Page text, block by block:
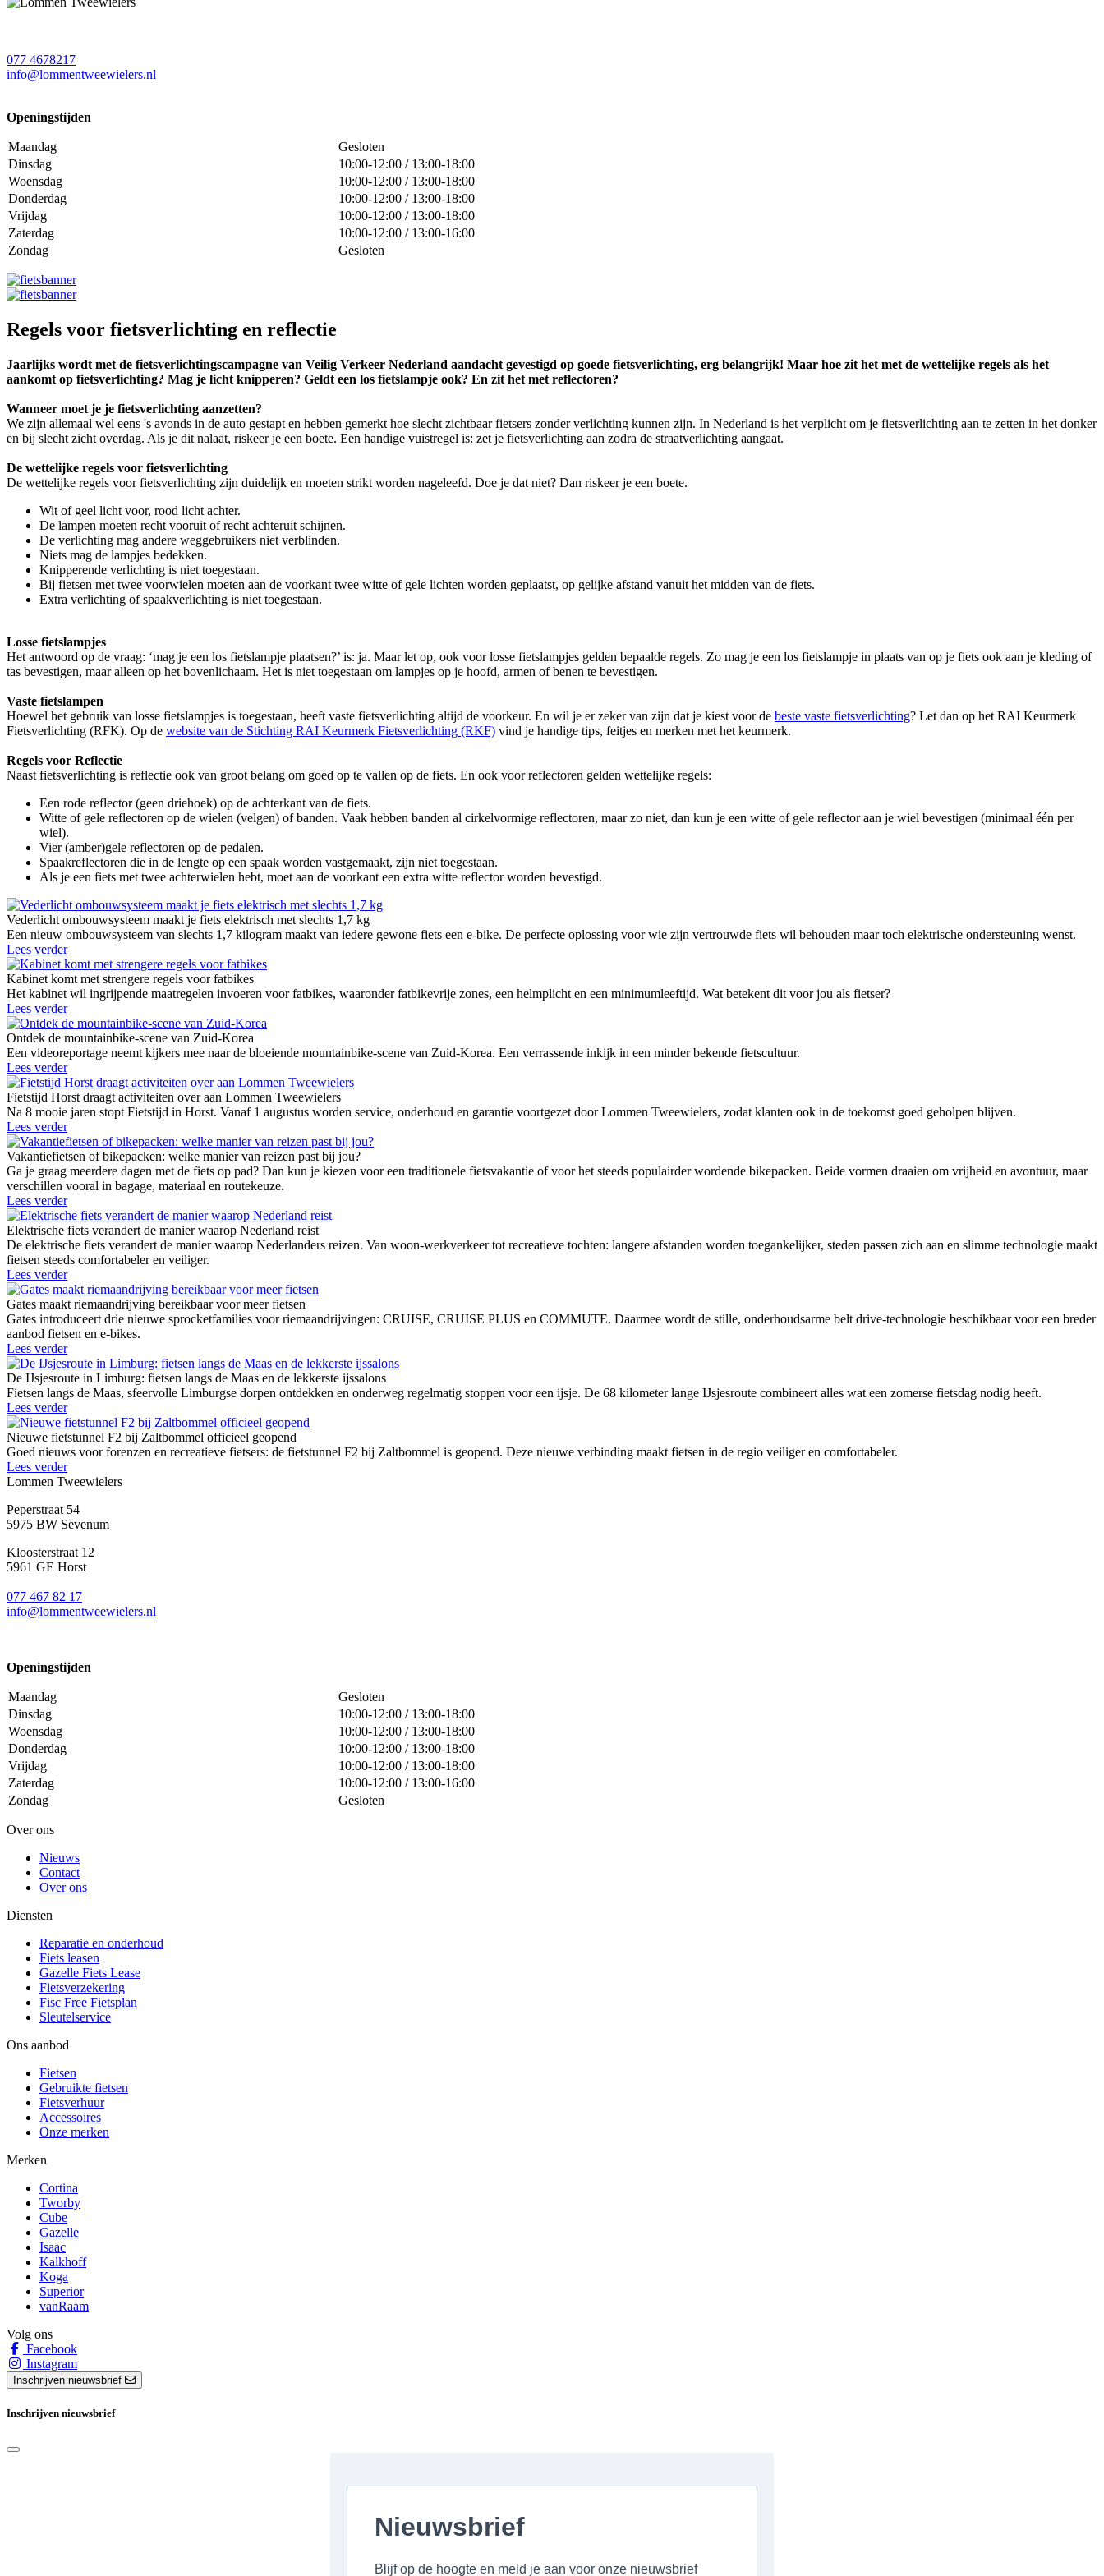
077 4678217
info@lommentweewielers.nl
Openingstijden
Maandag
Gesloten
Dinsdag
10:00-12:00 / 13:00-18:00
Woensdag
10:00-12:00 / 13:00-18:00
Donderdag
10:00-12:00 / 13:00-18:00
Vrijdag
10:00-12:00 / 13:00-18:00
Zaterdag
10:00-12:00 / 13:00-16:00
Zondag
Gesloten
Regels voor fietsverlichting en reflectie
Jaarlijks wordt met de fietsverlichtingscampagne van Veilig Verkeer Nederland aandacht gevestigd op goede fietsverlichting, erg belangrijk! Maar hoe zit het met de wettelijke regels als het
aankomt op fietsverlichting? Mag je licht knipperen? Geldt een los fietslampje ook? En zit het met reflectoren?
Wanneer moet je je fietsverlichting aanzetten?
We zijn allemaal wel eens 's avonds in de auto gestapt en hebben gemerkt hoe slecht zichtbaar fietsers zonder verlichting kunnen zijn. In Nederland is het verplicht om je fietsverlichting aan te zetten in het donker
en bij slecht zicht overdag. Als je dit nalaat, riskeer je een boete. Een handige vuistregel is: zet je fietsverlichting aan zodra de straatverlichting aangaat.
De wettelijke regels voor fietsverlichting
De wettelijke regels voor fietsverlichting zijn duidelijk en moeten strikt worden nageleefd. Doe je dat niet? Dan riskeer je een boete.
Wit of geel licht voor, rood licht achter.
De lampen moeten recht vooruit of recht achteruit schijnen.
De verlichting mag andere weggebruikers niet verblinden.
Niets mag de lampjes bedekken.
Knipperende verlichting is niet toegestaan.
Bij fietsen met twee voorwielen moeten aan de voorkant twee witte of gele lichten worden geplaatst, op gelijke afstand vanuit het midden van de fiets.
Extra verlichting of spaakverlichting is niet toegestaan.
Losse fietslampjes
Het antwoord op de vraag: ‘mag je een los fietslampje plaatsen?’ is: ja. Maar let op, ook voor losse fietslampjes gelden bepaalde regels. Zo mag je een los fietslampje in plaats van op je fiets ook aan je kleding of
tas bevestigen, maar alleen op het bovenlichaam. Het is niet toegestaan om lampjes op je hoofd, armen of benen te bevestigen.
Vaste fietslampen
Hoewel het gebruik van losse fietslampjes is toegestaan, heeft vaste fietsverlichting altijd de voorkeur. En wil je er zeker van zijn dat je kiest voor de beste vaste fietsverlichting? Let dan op het RAI Keurmerk
Fietsverlichting (RFK). Op de website van de Stichting RAI Keurmerk Fietsverlichting (RKF) vind je handige tips, feitjes en merken met het keurmerk.
Regels voor Reflectie
Naast fietsverlichting is reflectie ook van groot belang om goed op te vallen op de fiets. En ook voor reflectoren gelden wettelijke regels:
Een rode reflector (geen driehoek) op de achterkant van de fiets.
Witte of gele reflectoren op de wielen (velgen) of banden. Vaak hebben banden al cirkelvormige reflectoren, maar zo niet, dan kun je een witte of gele reflector aan je wiel bevestigen (minimaal één per
wiel).
Vier (amber)gele reflectoren op de pedalen.
Spaakreflectoren die in de lengte op een spaak worden vastgemaakt, zijn niet toegestaan.
Als je een fiets met twee achterwielen hebt, moet aan de voorkant een extra witte reflector worden bevestigd.
Vederlicht ombouwsysteem maakt je fiets elektrisch met slechts 1,7 kg
Een nieuw ombouwsysteem van slechts 1,7 kilogram maakt van iedere gewone fiets een e-bike. De perfecte oplossing voor wie zijn vertrouwde fiets wil behouden maar toch elektrische ondersteuning wenst.
Lees verder
Kabinet komt met strengere regels voor fatbikes
Het kabinet wil ingrijpende maatregelen invoeren voor fatbikes, waaronder fatbikevrije zones, een helmplicht en een minimumleeftijd. Wat betekent dit voor jou als fietser?
Lees verder
Ontdek de mountainbike-scene van Zuid-Korea
Een videoreportage neemt kijkers mee naar de bloeiende mountainbike-scene van Zuid-Korea. Een verrassende inkijk in een minder bekende fietscultuur.
Lees verder
Fietstijd Horst draagt activiteiten over aan Lommen Tweewielers
Na 8 mooie jaren stopt Fietstijd in Horst. Vanaf 1 augustus worden service, onderhoud en garantie voortgezet door Lommen Tweewielers, zodat klanten ook in de toekomst goed geholpen blijven.
Lees verder
Vakantiefietsen of bikepacken: welke manier van reizen past bij jou?
Ga je graag meerdere dagen met de fiets op pad? Dan kun je kiezen voor een traditionele fietsvakantie of voor het steeds populairder wordende bikepacken. Beide vormen draaien om vrijheid en avontuur, maar
verschillen vooral in bagage, materiaal en routekeuze.
Lees verder
Elektrische fiets verandert de manier waarop Nederland reist
De elektrische fiets verandert de manier waarop Nederlanders reizen. Van woon-werkverkeer tot recreatieve tochten: langere afstanden worden toegankelijker, steden passen zich aan en slimme technologie maakt
fietsen steeds comfortabeler en veiliger.
Lees verder
Gates maakt riemaandrijving bereikbaar voor meer fietsen
Gates introduceert drie nieuwe sprocketfamilies voor riemaandrijvingen: CRUISE, CRUISE PLUS en COMMUTE. Daarmee wordt de stille, onderhoudsarme belt drive-technologie beschikbaar voor een breder
aanbod fietsen en e-bikes.
Lees verder
De IJsjesroute in Limburg: fietsen langs de Maas en de lekkerste ijssalons
Fietsen langs de Maas, sfeervolle Limburgse dorpen ontdekken en onderweg regelmatig stoppen voor een ijsje. De 68 kilometer lange IJsjesroute combineert alles wat een zomerse fietsdag nodig heeft.
Lees verder
Nieuwe fietstunnel F2 bij Zaltbommel officieel geopend
Goed nieuws voor forenzen en recreatieve fietsers: de fietstunnel F2 bij Zaltbommel is geopend. Deze nieuwe verbinding maakt fietsen in de regio veiliger en comfortabeler.
Lees verder
Lommen Tweewielers
Peperstraat 54
5975 BW Sevenum
Kloosterstraat 12
5961 GE Horst
077 467 82 17
info@lommentweewielers.nl
Openingstijden
Maandag
Gesloten
Dinsdag
10:00-12:00 / 13:00-18:00
Woensdag
10:00-12:00 / 13:00-18:00
Donderdag
10:00-12:00 / 13:00-18:00
Vrijdag
10:00-12:00 / 13:00-18:00
Zaterdag
10:00-12:00 / 13:00-16:00
Zondag
Gesloten
Over ons
Nieuws
Contact
Over ons
Diensten
Reparatie en onderhoud
Fiets leasen
Gazelle Fiets Lease
Fietsverzekering
Fisc Free Fietsplan
Sleutelservice
Ons aanbod
Fietsen
Gebruikte fietsen
Fietsverhuur
Accessoires
Onze merken
Merken
Cortina
Tworby
Cube
Gazelle
Isaac
Kalkhoff
Koga
Superior
vanRaam
Volg ons
Facebook
Instagram
Inschrijven nieuwsbrief
Inschrijven nieuwsbrief